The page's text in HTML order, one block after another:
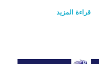
قراءة المزيد